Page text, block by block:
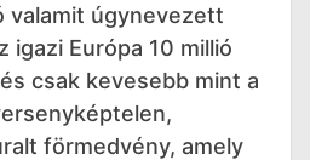
valamit úgynevezett
igazi Európa 10 millió
csak kevesebb mint a
förmedvény, amely